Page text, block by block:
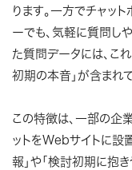
ります。一方でチャッ
ーでも、気軽に質問しや
た質問データには、こ
初期の本音」が含まれて
この特徴は、一部の企
ットをWebサイトに設
報」や「検討初期に抱